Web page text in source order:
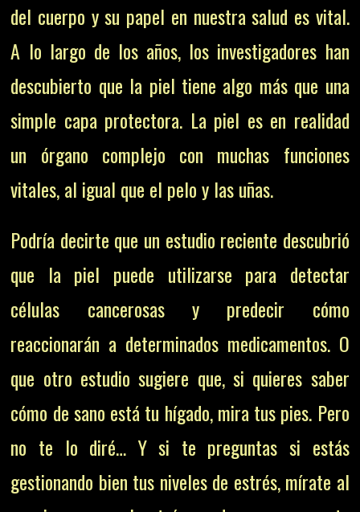
del cuerpo y su papel en nuestra salud es vital.
A lo largo de los años, los investigadores han
descubierto que la piel tiene algo más que una
simple capa protectora. La piel es en realidad
un órgano complejo con muchas funciones
vitales, al igual que el pelo y las uñas.
Podría decirte que un estudio reciente descubrió
que la piel puede utilizarse para detectar
células cancerosas y predecir cómo
reaccionarán a determinados medicamentos. O
que otro estudio sugiere que, si quieres saber
cómo de sano está tu hígado, mira tus pies. Pero
no te lo diré… Y si te preguntas si estás
gestionando bien tus niveles de estrés, mírate al